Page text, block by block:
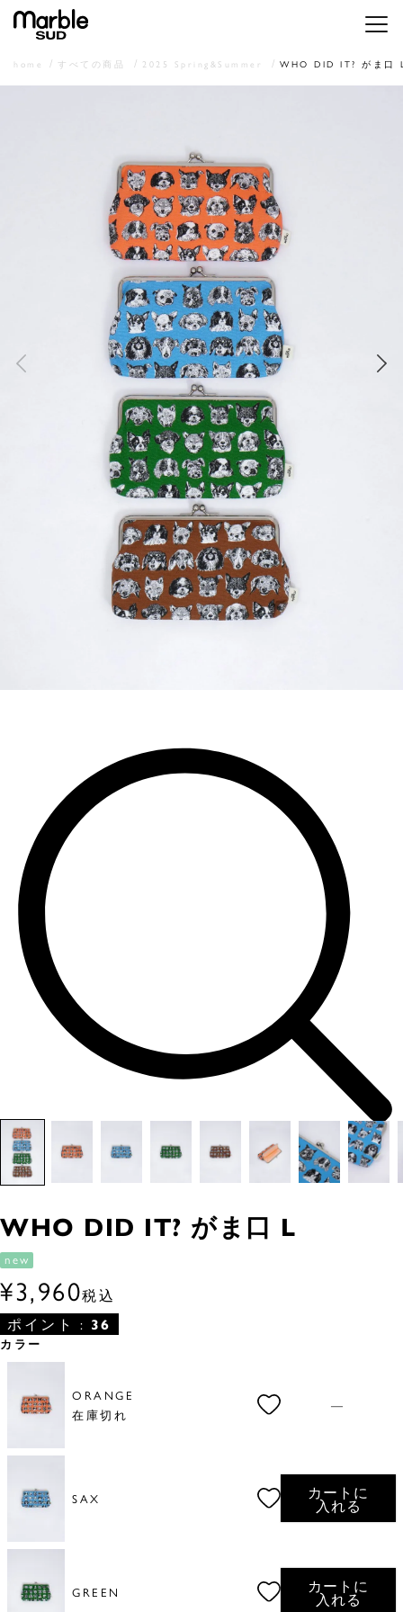
メニ
home すべての商品 2025 Spring&Summer WHO DID IT? がま口
WHO DID IT? がま口 L
new
¥3,960税込
ポイント : 36
カラー
ORANGE
在庫切れ
—
SAX
カートに
入れる
GREEN
カートに
入れる